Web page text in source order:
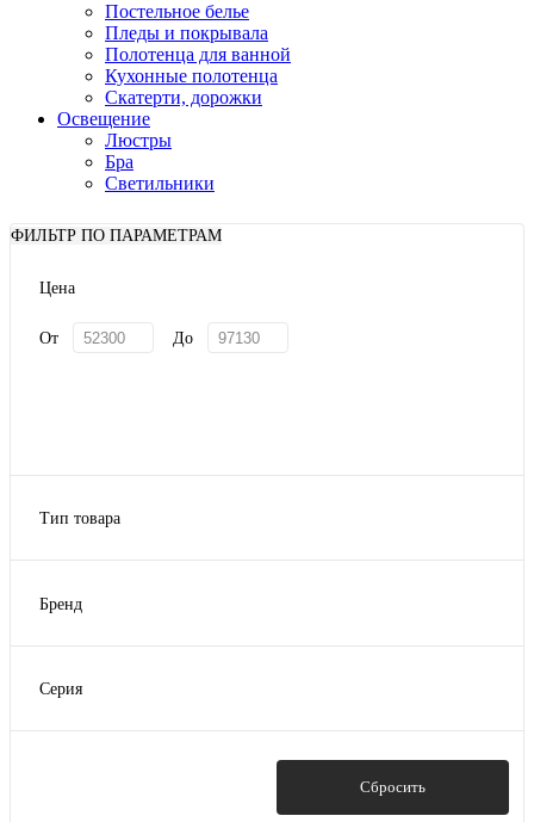
Постельное белье
Пледы и покрывала
Полотенца для ванной
Кухонные полотенца
Скатерти, дорожки
Освещение
Люстры
Бра
Светильники
ФИЛЬТР ПО ПАРАМЕТРАМ
Цена
От До
Тип товара
Блюдца
Бренд
Серия
Сбросить